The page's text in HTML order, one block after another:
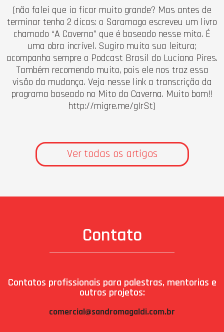
(não falei que ia ficar muito grande? Mas antes de
terminar tenho 2 dicas: o Saramago escreveu um livro
chamado “A Caverna” que é baseado nesse mito. É
uma obra incrível. Sugiro muito sua leitura;
acompanho sempre o Podcast Brasil do Luciano Pires.
Também recomendo muito, pois ele nos traz essa
visão da mudança. Veja nesse link a transcrição da
programa baseado no Mito da Caverna. Muito bom!!
http://migre.me/gIrSt)
Ver todas os artigos
Contato
Contatos profissionais para palestras, mentorias e
outros projetos:
comercial@sandromagaldi.com.br